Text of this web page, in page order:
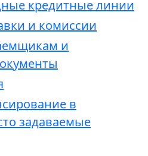
кредитные линии
и комиссии
и
в
задаваемые